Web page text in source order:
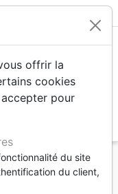
offrir la
cookies
pour
du site
du client,